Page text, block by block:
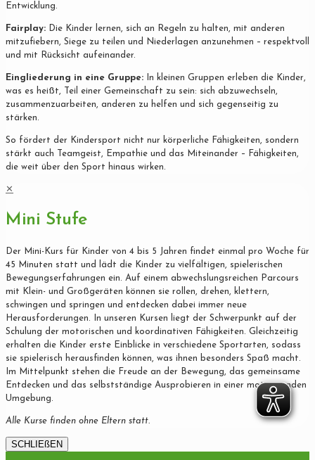
Entwicklung.
Fairplay: Die Kinder lernen, sich an Regeln zu halten, mit anderen
mitzufiebern, Siege zu teilen und Niederlagen anzunehmen – respektvoll
und mit Rücksicht aufeinander.
Eingliederung in eine Gruppe: In kleinen Gruppen erleben die Kinder,
was es heißt, Teil einer Gemeinschaft zu sein: sich abzuwechseln,
zusammenzuarbeiten, anderen zu helfen und sich gegenseitig zu
stärken.
So fördert der Kindersport nicht nur körperliche Fähigkeiten, sondern
stärkt auch Teamgeist, Empathie und das Miteinander – Fähigkeiten,
die weit über den Sport hinaus wirken.
✕
Mini Stufe
Der Mini-Kurs für Kinder von 4 bis 5 Jahren findet einmal pro Woche für
45 Minuten statt und lädt die Kinder zu vielfältigen, spielerischen
Bewegungserfahrungen ein. Auf einem abwechslungsreichen Parcours
mit Klein- und Großgeräten können sie rollen, drehen, klettern,
schwingen und springen und entdecken dabei immer neue
Herausforderungen. In unseren Kursen liegt der Schwerpunkt auf der
Schulung der motorischen und koordinativen Fähigkeiten. Gleichzeitig
erhalten die Kinder erste Einblicke in verschiedene Sportarten, sodass
sie spielerisch herausfinden können, was ihnen besonders Spaß macht.
Im Mittelpunkt stehen die Freude an der Bewegung, das gemeinsame
Entdecken und das selbstständige Ausprobieren in einer motivierenden
Umgebung.
Alle Kurse finden ohne Eltern statt.
SCHLIEßEN